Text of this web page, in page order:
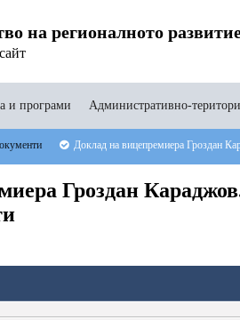
на регионалното
и програми Административно-
Доклад на вицепремиера Гроздан
Гроздан